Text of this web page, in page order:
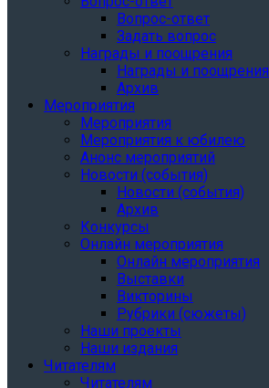
Вопрос-ответ
Задать вопрос
Награды и поощрения
Награды и поощрения
Архив
Мероприятия
Мероприятия
Мероприятия к юбилею
Анонс мероприятий
Новости (события)
Новости (события)
Архив
Конкурсы
Онлайн мероприятия
Онлайн мероприятия
Выставки
Викторины
Рубрики (сюжеты)
Наши проекты
Наши издания
Читателям
Читателям